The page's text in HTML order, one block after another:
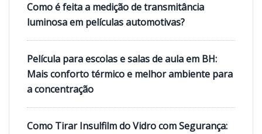
Como é feita a medição de transmitância
luminosa em películas automotivas?
Película para escolas e salas de aula em BH:
Mais conforto térmico e melhor ambiente para
a concentração
Como Tirar Insulfilm do Vidro com Segurança: